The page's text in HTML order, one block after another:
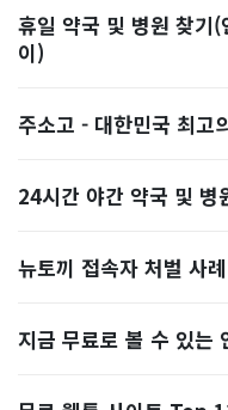
휴일 약국 및 병원 찾기
이)
주소고 - 대한민국 최고
24시간 야간 약국 및 병
뉴토끼 접속자 처벌 사
지금 무료로 볼 수 있는